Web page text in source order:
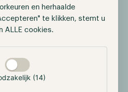
en herhaalde
te klikken, stemt u
ALLE cookies.
(14)